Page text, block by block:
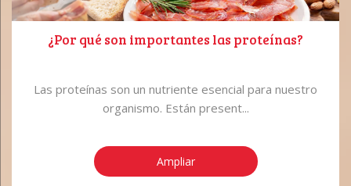
¿Por qué son importantes las proteínas?
Las proteínas son un nutriente esencial para nuestro
organismo. Están present...
Ampliar